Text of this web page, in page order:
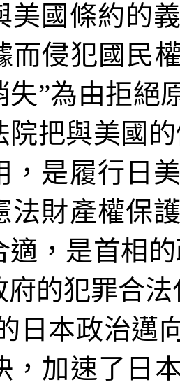
美國條約的
而侵犯國民
失”為由拒絕
院把與美國
，是履行日
法財產權保
適，是首相
府的犯罪合法
日本政治邁
，加速了日